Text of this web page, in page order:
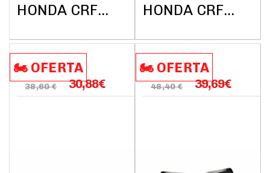
HONDA CRF1000L AFRICA TWIN DCT ABS 2018
HONDA CRF1000L AFRICA TWIN DCT ABS 2018
🏍️​​ OFERTA
38,60 € 30,88€
🏍️​​ OFERTA
48,40 € 39,69€